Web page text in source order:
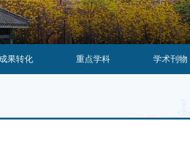
成果转化 重点学科 学术刊物